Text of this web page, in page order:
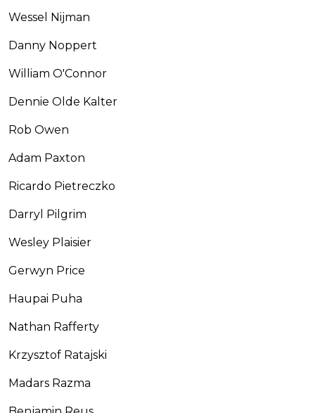
Wessel Nijman
Danny Noppert
William O'Connor
Dennie Olde Kalter
Rob Owen
Adam Paxton
Ricardo Pietreczko
Darryl Pilgrim
Wesley Plaisier
Gerwyn Price
Haupai Puha
Nathan Rafferty
Krzysztof Ratajski
Madars Razma